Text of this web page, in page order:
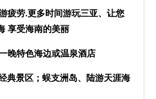
疲劳.更多时间游玩三亚、让您
享受海南的美丽
晚特色海边或温泉酒店
景区；蜈支洲岛、陆游天涯海